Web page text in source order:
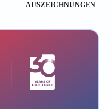
AUSZEICHNUNGEN